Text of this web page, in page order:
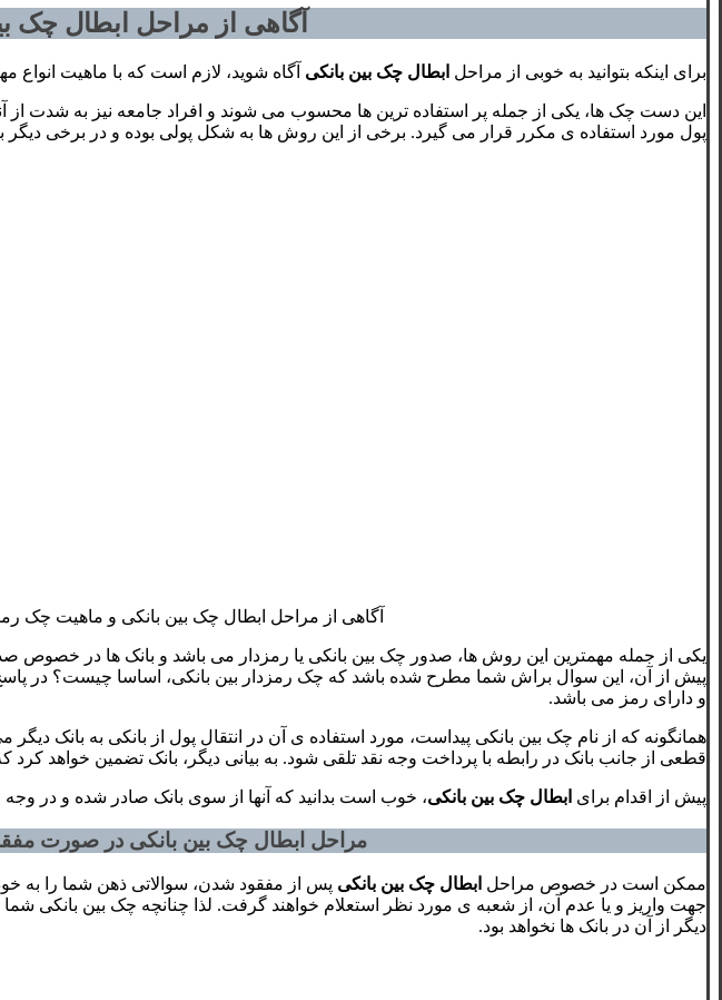
آگاهی از مراحل ابطال چک
برای اینکه بتوانید به خوبی از مراحل ابطال چک بین بانکی آگاه شوید، لازم است که با ماهیت انواع
این دست چک ها، یکی از جمله پر استفاده ترین ها محسوب می شوند و افراد جامعه نیز به شدت از
پول مورد استفاده ی مکرر قرار می گیرد. برخی از این روش ها به شکل پولی بوده و در برخی دیگر
آگاهی از مراحل ابطال چک بین بانکی و ماهیت چک
یکی از جمله مهمترین این روش ها، صدور چک بین بانکی یا رمزدار می باشد و بانک ها در خصوص
پیش از آن، این سوال براش شما مطرح شده باشد که چک رمزدار بین بانکی، اساسا چیست؟ در
و دارای رمز می باشد.
همانگونه که از نام چک بین بانکی پیداست، مورد استفاده ی آن در انتقال پول از بانکی به بانک
قطعی از جانب بانک در رابطه با پرداخت وجه نقد تلقی شود. به بیانی دیگر، بانک تضمین خواهد
پیش از اقدام برای ابطال چک بین بانکی، خوب است بدانید که آنها از سوی بانک صادر شده و در
مراحل ابطال چک بین بانکی در صورت
ممکن است در خصوص مراحل ابطال چک بین بانکی پس از مفقود شدن، سوالاتی ذهن شما را به
جهت واریز و یا عدم آن، از شعبه ی مورد نظر استعلام خواهند گرفت. لذا چنانچه چک بین بانکی
دیگر از آن در بانک ها نخواهد بود.